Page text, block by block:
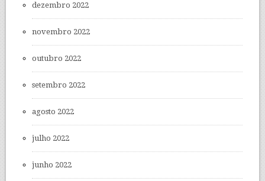
dezembro 2022
novembro 2022
outubro 2022
setembro 2022
agosto 2022
julho 2022
junho 2022